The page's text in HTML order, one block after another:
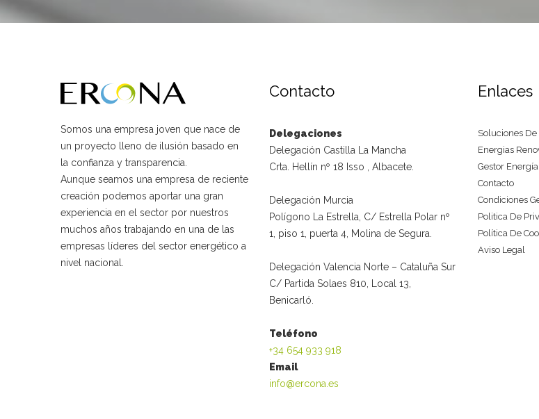
Somos una empresa joven que nace de
un proyecto lleno de ilusión basado en
la confianza y transparencia.
Aunque seamos una empresa de reciente
creación podemos aportar una gran
experiencia en el sector por nuestros
muchos años trabajando en una de las
empresas líderes del sector energético a
nivel nacional.
Contacto
Delegaciones
Delegación Castilla La Mancha
Crta. Hellín nº 18 Isso , Albacete.
Delegación Murcia
Polígono La Estrella, C/ Estrella Polar nº
1, piso 1, puerta 4, Molina de Segura.
Delegación Valencia Norte – Cataluña Sur
C/ Partida Solaes 810, Local 13,
Benicarló.
Teléfono
+34 654 933 918
Email
info@ercona.es
Enlaces
Soluciones De
Energias
Gestor
Contacto
Condiciones
Politica De
Política De
Aviso Legal